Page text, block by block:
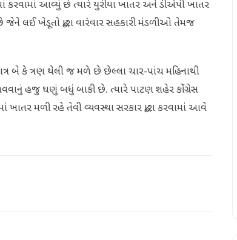
કરવામાં આવ્યું છે ત્યારે યુરીયા ખાતર અને ડીએપી ખાતર
લઈ ખેડૂતો દ્વારા વારંવાર સહકારી મંડળીઓ તેમજ
બે કે ત્રણ થેલી જ મળે છે છેલ્લા ચાર-પાંચ મહિનાથી
હજુ ઘણું બધું બાકી છે. ત્યારે પાટણ શહેર કોંગ્રેસ
મળી રહે તેવી વ્યવસ્થા સરકાર દ્વારા કરવામાં આવે